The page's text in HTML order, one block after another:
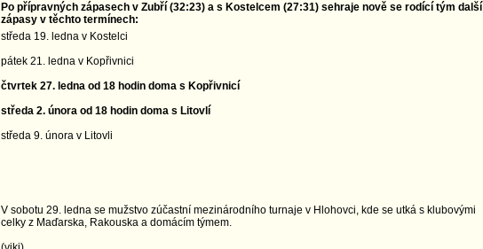
Po přípravných zápasech v Zubří (32:23) a s Kostelcem (27:31) sehraje nově se rodící tým další
zápasy v těchto termínech:
středa 19. ledna v Kostelci
pátek 21. ledna v Kopřivnici
čtvrtek 27. ledna od 18 hodin doma s Kopřivnicí
středa 2. února od 18 hodin doma s Litovlí
středa 9. února v Litovli
V sobotu 29. ledna se mužstvo zúčastní mezinárodního turnaje v Hlohovci, kde se utká s klubovými
celky z Maďarska, Rakouska a domácím týmem.